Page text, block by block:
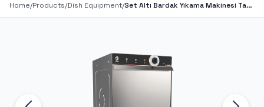
Home/Products/Dish Equipment/ Set Altı Bardak Yıkama Makinesi Tahliye Pompalı